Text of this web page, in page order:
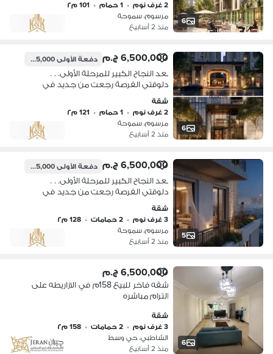
6
2 غرف نوم
• 1 حمام • 101 م٢
مرسوم، سموحة
منذ 2 أسابيع
6
6,500,000 ج.م دفعة الأولى325,000 ج.م
بعد النجاح الكبير للمرحلة الأولى. . .
دلوقتي الفرصة رجعت من جديد في
Phase 2 من Smouha Gate!
شقة
2 غرف نوم
• 1 حمام • 121 م٢
مرسوم، سموحة
منذ 2 أسابيع
5
6,500,000 ج.م دفعة الأولى325,000 ج.م
بعد النجاح الكبير للمرحلة الأولى. . .
دلوقتي الفرصة رجعت من جديد في
Phase 2 من Smouha Gate!
شقة
3 غرف نوم
• 2 حمامات • 128 م٢
مرسوم، سموحة
منذ 2 أسابيع
6
6,500,000 ج.م
شقه فاخر للبيع 158م في الازاريطه على
الترام مباشره
شقة
3 غرف نوم
• 2 حمامات • 158 م٢
الشاطبي، حي وسط
منذ 2 أسابيع